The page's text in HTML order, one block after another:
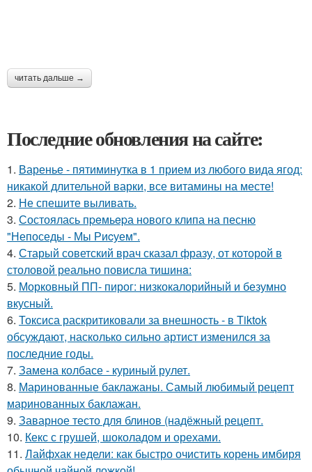
читать дальше →
Последние обновления на сайте:
1. Варенье - пятиминутка в 1 прием из любого вида ягод:
никакой длительной варки, все витамины на месте!
2. Не спешите выливать.
3. Состоялась пpeмьepа нового клипа на песню
"Непоседы - Мы Риcуем".
4. Старый советский врач сказал фразу, от которой в
столовой реально повисла тишинa:
5. Морковный ПП- пирог: низкокалорийный и безумно
вкусный.
6. Токсиса раскритиковали за внешность - в Tiktok
обсуждают, насколько сильно артист изменился за
последние годы.
7. Замена колбасе - куриный рулет.
8. Маринованные баклажаны. Самый любимый рецепт
маринованных баклажан.
9. Заварное тесто для блинов (надёжный рецепт.
10. Кекс с грушей, шоколадом и орехами.
11. Лайфхак недели: как быстро очистить корень имбиря